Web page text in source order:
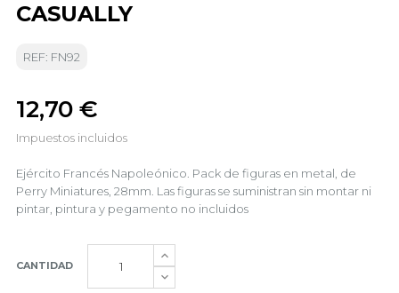
CASUALLY
REF: FN92
12,70 €
Impuestos incluidos
Ejército Francés Napoleónico. Pack de figuras en metal, de
Perry Miniatures, 28mm. Las figuras se suministran sin montar ni
pintar, pintura y pegamento no incluidos
CANTIDAD